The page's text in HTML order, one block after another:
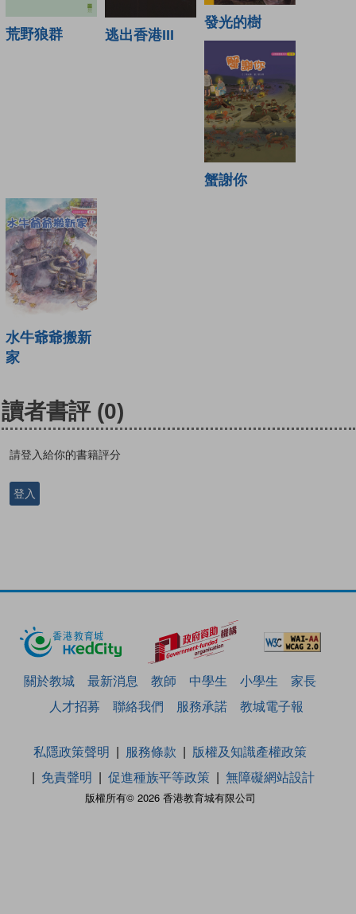
荒野狼群 逃出香港III
發光的樹
蟹謝你
水牛爺爺搬新
家
讀者書評 (0)
請登入給你的書籍評分
登入
關於教城 最新消息 教師 中學生 小學生
家長
人才招募
聯絡我們 服務承諾 教城電子報
版權所有© 2026 香港教育城有限公司
私隱政策聲明 服務條款
版權及知識產權政策
免責聲明
促進種族平等政策 無障礙網站設計